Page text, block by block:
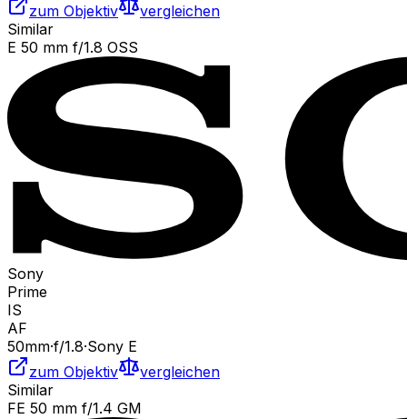
zum Objektiv
vergleichen
Similar
E 50 mm f/1.8 OSS
Sony
Prime
IS
AF
50mm·f/1.8·Sony E
zum Objektiv
vergleichen
Similar
FE 50 mm f/1.4 GM